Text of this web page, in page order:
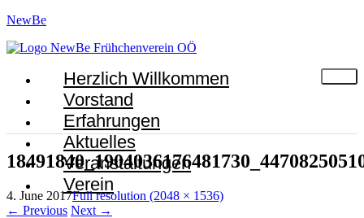
NewBe
Herzlich Willkommen
Vorstand
Erfahrungen
Aktuelles
Veranstaltungen
Verein
4. June 2017Full resolution (2048 × 1536)
← Previous Next →